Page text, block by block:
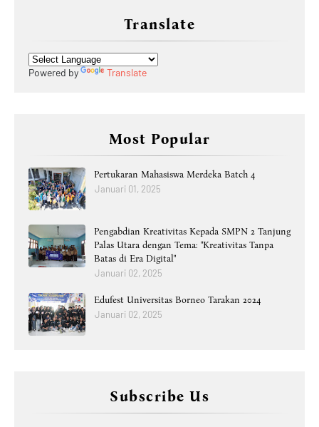
Translate
Powered by Translate
Most Popular
Pertukaran Mahasiswa Merdeka Batch 4
Januari 01, 2025
Pengabdian Kreativitas Kepada SMPN 2 Tanjung
Palas Utara dengan Tema: "Kreativitas Tanpa
Batas di Era Digital"
Januari 02, 2025
Edufest Universitas Borneo Tarakan 2024
Januari 02, 2025
Subscribe Us